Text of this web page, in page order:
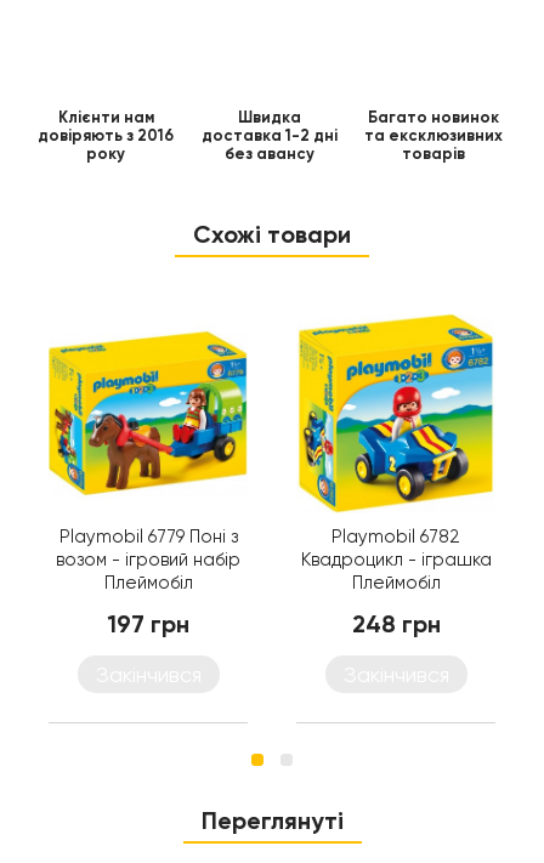
Клієнти нам
довіряють з 2016
року
Швидка
доставка 1-2 дні
без авансу
Багато новинок
та ексклюзивних
товарів
Схожі товари
Playmobil 6779 Поні з
возом - ігровий набір
Плеймобіл
197 грн
Playmobil 6782
Квадроцикл - іграшка
Плеймобіл
248 грн
Переглянуті